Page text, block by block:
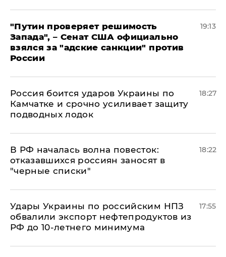
"Путин проверяет решимость
Запада", – Сенат США официально
взялся за "адские санкции" против
России
19:13
Россия боится ударов Украины по
Камчатке и срочно усиливает защиту
подводных лодок
18:27
​В РФ началась волна повесток:
отказавшихся россиян заносят в
"черные списки"
18:22
Удары Украины по российским НПЗ
обвалили экспорт нефтепродуктов из
РФ до 10-летнего минимума
17:55